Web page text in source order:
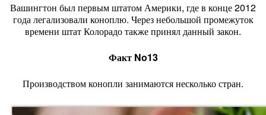
Вашингтон был первым штатом Америки, где в конце 2012
года легализовали коноплю. Через небольшой промежуток
времени штат Колорадо также принял данный закон.
Факт No13
Производством конопли занимаются несколько стран.